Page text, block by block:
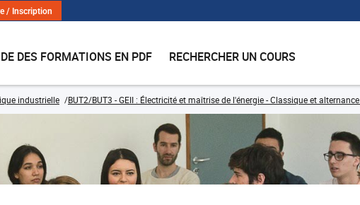
/ Inscription
DES FORMATIONS EN PDF RECHERCHER UN COURS
industrielle BUT2/BUT3 - GEII : Électricité et maîtrise de l'énergie - Classique et alternance